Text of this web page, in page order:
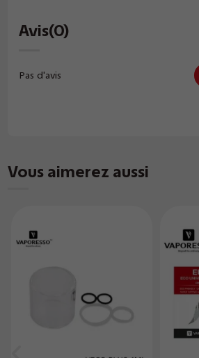
Avis(0)
Pas d'avis
Vous aimerez aussi